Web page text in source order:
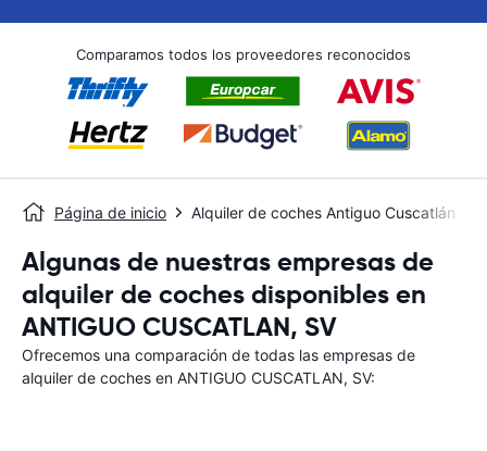
Comparamos todos los proveedores reconocidos
Página de inicio Alquiler de coches Antiguo Cuscatlán
Algunas de nuestras empresas de
alquiler de coches disponibles en
ANTIGUO CUSCATLAN, SV
Ofrecemos una comparación de todas las empresas de
alquiler de coches en ANTIGUO CUSCATLAN, SV: